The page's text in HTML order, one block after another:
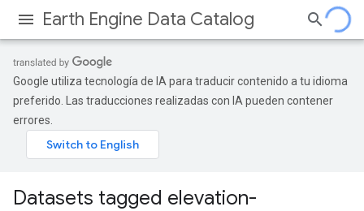
Earth Engine Data Catalog
Google utiliza tecnología de IA para traducir contenido a tu idioma
preferido. Las traducciones realizadas con IA pueden contener
errores.
Datasets tagged elevation-